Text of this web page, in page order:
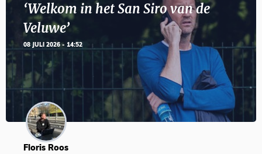
‘Welkom in het San Siro van de
Veluwe’
08 JULI 2026 - 14:52
Floris Roos